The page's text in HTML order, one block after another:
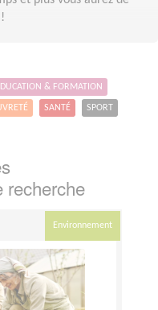
& FORMATION
SANTÉ SPORT
recherche
Environnement